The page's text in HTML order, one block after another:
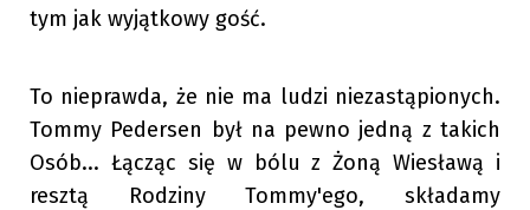
tym jak wyjątkowy gość.
To nieprawda, że nie ma ludzi niezastąpionych.
Tommy Pedersen był na pewno jedną z takich
Osób... Łącząc się w bólu z Żoną Wiesławą i
resztą Rodziny Tommy'ego, składamy